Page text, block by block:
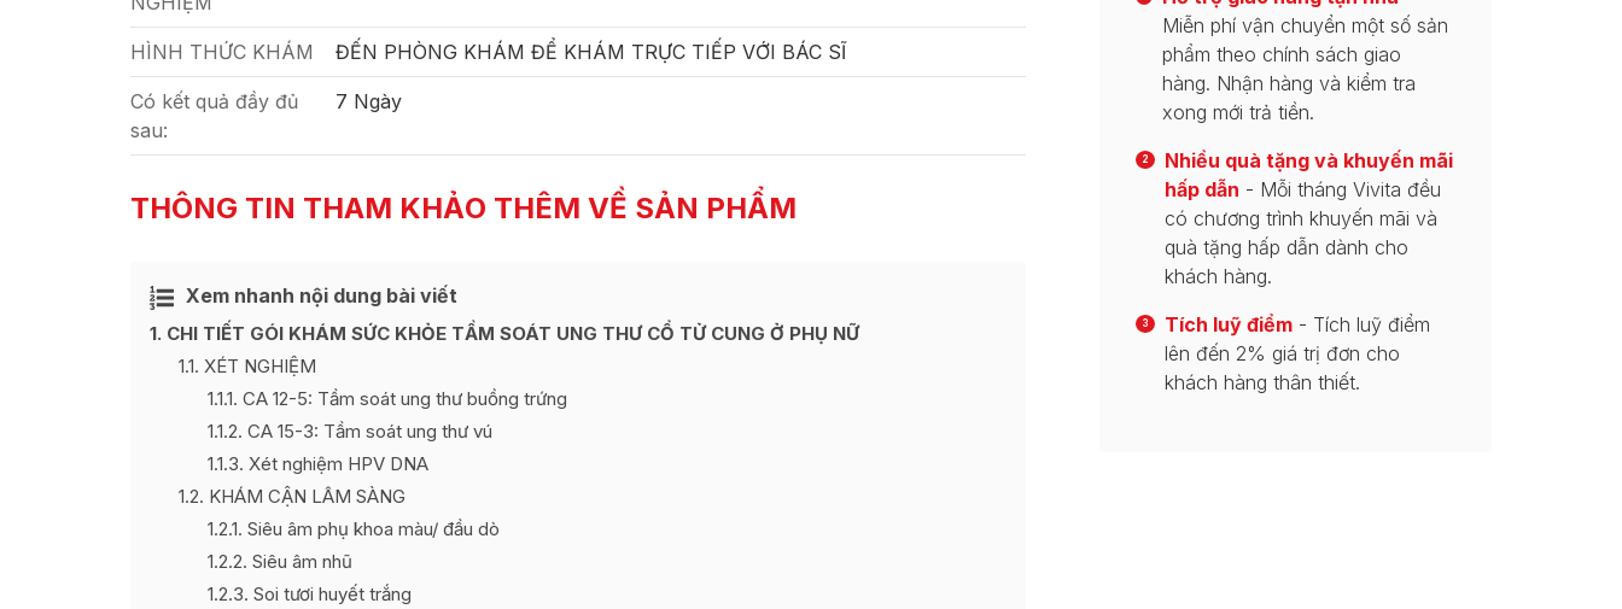
HÌNH THỨC KHÁM ĐẾN PHÒNG KHÁM ĐỂ KHÁM TRỰC TIẾP VỚI BÁC SĨ
Có kết quả đầy đủ
sau:
7 Ngày
THÔNG TIN THAM KHẢO THÊM VỀ SẢN PHẨM
Xem nhanh nội dung bài viết
Ẩn
1 CHI TIẾT GÓI KHÁM SỨC KHỎE TẦM SOÁT UNG THƯ CỔ TỬ CUNG Ở PHỤ NỮ
1.1 XÉT NGHIỆM
1.1.1 CA 12-5: Tầm soát ung thư buồng trứng
1.1.2 CA 15-3: Tầm soát ung thư vú
1.1.3 Xét nghiệm HPV DNA
1.2 KHÁM CẬN LÂM SÀNG
1.2.1 Siêu âm phụ khoa màu/ đầu dò
1.2.2 Siêu âm nhũ
1.2.3 Soi tươi huyết trắng
Miễn phí vận chuyển một số sản
phẩm theo chính sách giao
hàng. Nhận hàng và kiểm tra
xong mới trả tiền.
2
Nhiều quà tặng và khuyến mãi
hấp dẫn - Mỗi tháng Vivita đều
có chương trình khuyến mãi và
quà tặng hấp dẫn dành cho
khách hàng.
3 Tích luỹ điểm - Tích luỹ điểm
lên đến 2% giá trị đơn cho
khách hàng thân thiết.